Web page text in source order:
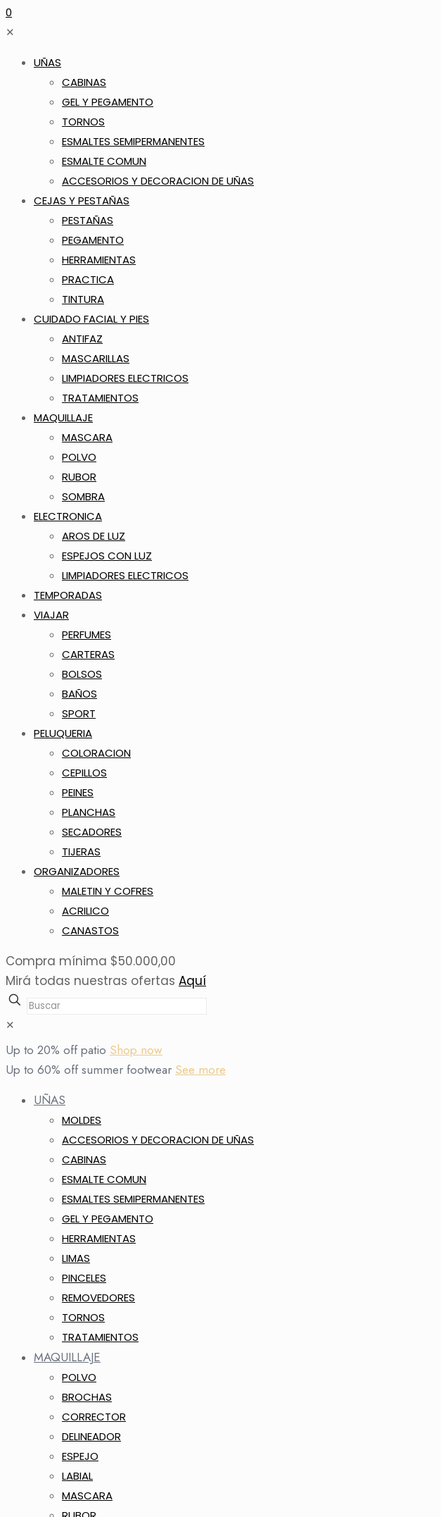
0
✕
UÑAS
CABINAS
GEL Y PEGAMENTO
TORNOS
ESMALTES SEMIPERMANENTES
ESMALTE COMUN
ACCESORIOS Y DECORACION DE UÑAS
CEJAS Y PESTAÑAS
PESTAÑAS
PEGAMENTO
HERRAMIENTAS
PRACTICA
TINTURA
CUIDADO FACIAL Y PIES
ANTIFAZ
MASCARILLAS
LIMPIADORES ELECTRICOS
TRATAMIENTOS
MAQUILLAJE
MASCARA
POLVO
RUBOR
SOMBRA
ELECTRONICA
AROS DE LUZ
ESPEJOS CON LUZ
LIMPIADORES ELECTRICOS
TEMPORADAS
VIAJAR
PERFUMES
CARTERAS
BOLSOS
BAÑOS
SPORT
PELUQUERIA
COLORACION
CEPILLOS
PEINES
PLANCHAS
SECADORES
TIJERAS
ORGANIZADORES
MALETIN Y COFRES
ACRILICO
CANASTOS
Compra mínima $50.000,00
Mirá todas nuestras ofertas Aquí
✕
Up to 20% off patio Shop now
Up to 60% off summer footwear See more
UÑAS
MOLDES
ACCESORIOS Y DECORACION DE UÑAS
CABINAS
ESMALTE COMUN
ESMALTES SEMIPERMANENTES
GEL Y PEGAMENTO
HERRAMIENTAS
LIMAS
PINCELES
REMOVEDORES
TORNOS
TRATAMIENTOS
MAQUILLAJE
POLVO
BROCHAS
CORRECTOR
DELINEADOR
ESPEJO
LABIAL
MASCARA